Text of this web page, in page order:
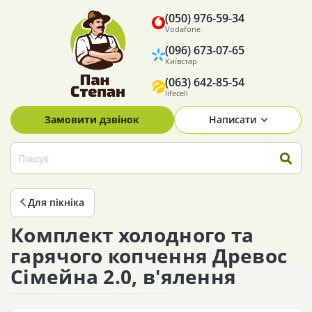
Vodafone
(050) 976-59-34
Київстар
(096) 673-07-65
lifecell
(063) 642-85-54
Замовити дзвінок Написати
Для пікніка
Комплект холодного та
гарячого копчення Древос
Сімейна 2.0, в'ялення